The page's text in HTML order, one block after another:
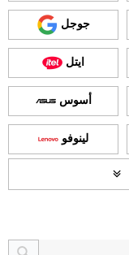
جوجل
ايتل
أسوس
لينوفو